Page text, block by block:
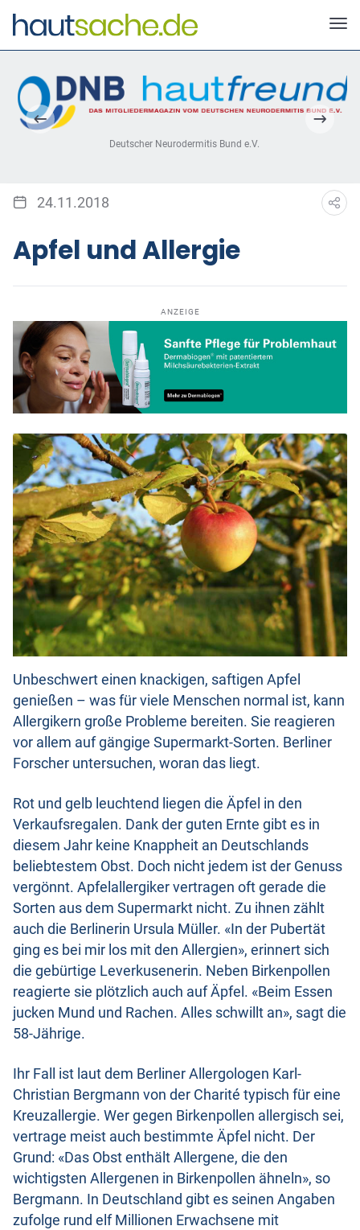
Deutscher Neurodermitis Bund e.V.
24.11.2018
Apfel und Allergie
ANZEIGE
Unbeschwert einen knackigen, saftigen Apfel
genießen – was für viele Menschen normal ist, kann
Allergikern große Probleme bereiten. Sie reagieren
vor allem auf gängige Supermarkt-Sorten. Berliner
Forscher untersuchen, woran das liegt.
Rot und gelb leuchtend liegen die Äpfel in den
Verkaufsregalen. Dank der guten Ernte gibt es in
diesem Jahr keine Knappheit an Deutschlands
beliebtestem Obst. Doch nicht jedem ist der Genuss
vergönnt. Apfelallergiker vertragen oft gerade die
Sorten aus dem Supermarkt nicht. Zu ihnen zählt
auch die Berlinerin Ursula Müller. «In der Pubertät
ging es bei mir los mit den Allergien», erinnert sich
die gebürtige Leverkusenerin. Neben Birkenpollen
reagierte sie plötzlich auch auf Äpfel. «Beim Essen
jucken Mund und Rachen. Alles schwillt an», sagt die
58-Jährige.
Ihr Fall ist laut dem Berliner Allergologen Karl-
Christian Bergmann von der Charité typisch für eine
Kreuzallergie. Wer gegen Birkenpollen allergisch sei,
vertrage meist auch bestimmte Äpfel nicht. Der
Grund: «Das Obst enthält Allergene, die den
wichtigsten Allergenen in Birkenpollen ähneln», so
Bergmann. In Deutschland gibt es seinen Angaben
zufolge rund elf Millionen Erwachsene mit